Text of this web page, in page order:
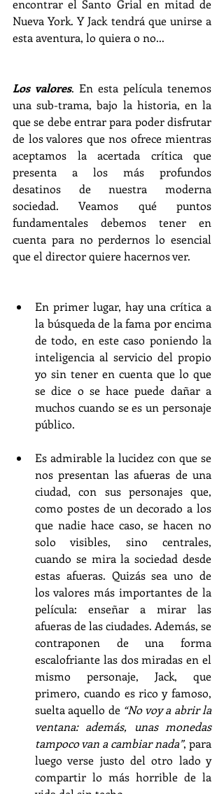
encontrar el Santo Grial en mitad de
Nueva York. Y Jack tendrá que unirse a
esta aventura, lo quiera o no...
Los valores. En esta película tenemos
una sub-trama, bajo la historia, en la
que se debe entrar para poder disfrutar
de los valores que nos ofrece mientras
aceptamos la acertada crítica que
presenta a los más profundos
desatinos de nuestra moderna
sociedad. Veamos qué puntos
fundamentales debemos tener en
cuenta para no perdernos lo esencial
que el director quiere hacernos ver.
En primer lugar, hay una crítica a
la búsqueda de la fama por encima
de todo, en este caso poniendo la
inteligencia al servicio del propio
yo sin tener en cuenta que lo que
se dice o se hace puede dañar a
muchos cuando se es un personaje
público.
Es admirable la lucidez con que se
nos presentan las afueras de una
ciudad, con sus personajes que,
como postes de un decorado a los
que nadie hace caso, se hacen no
solo visibles, sino centrales,
cuando se mira la sociedad desde
estas afueras. Quizás sea uno de
los valores más importantes de la
película: enseñar a mirar las
afueras de las ciudades. Además, se
contraponen de una forma
escalofriante las dos miradas en el
mismo personaje, Jack, que
primero, cuando es rico y famoso,
suelta aquello de “No voy a abrir la
ventana: además, unas monedas
tampoco van a cambiar nada”, para
luego verse justo del otro lado y
compartir lo más horrible de la